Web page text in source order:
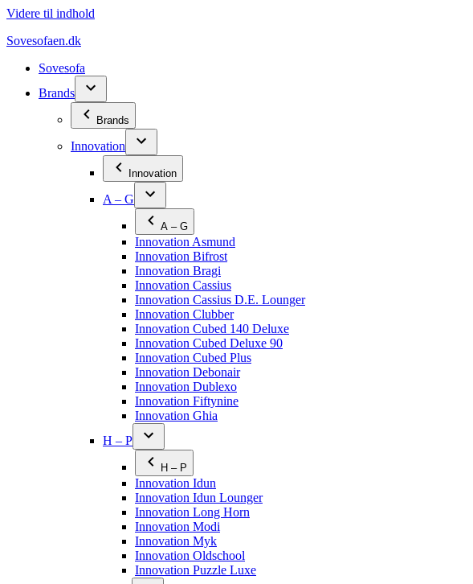
Videre til indhold
Sovesofaen.dk
Sovesofa
Brands
Brands
Innovation
Innovation
A – G
A – G
Innovation Asmund
Innovation Bifrost
Innovation Bragi
Innovation Cassius
Innovation Cassius D.E. Lounger
Innovation Clubber
Innovation Cubed 140 Deluxe
Innovation Cubed Deluxe 90
Innovation Cubed Plus
Innovation Debonair
Innovation Dublexo
Innovation Fiftynine
Innovation Ghia
H – P
H – P
Innovation Idun
Innovation Idun Lounger
Innovation Long Horn
Innovation Modi
Innovation Myk
Innovation Oldschool
Innovation Puzzle Luxe